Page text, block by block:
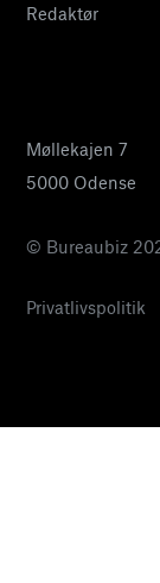
Redaktør
Møllekajen 7
5000 Odense
© Bureaubiz
Privatlivspolitik